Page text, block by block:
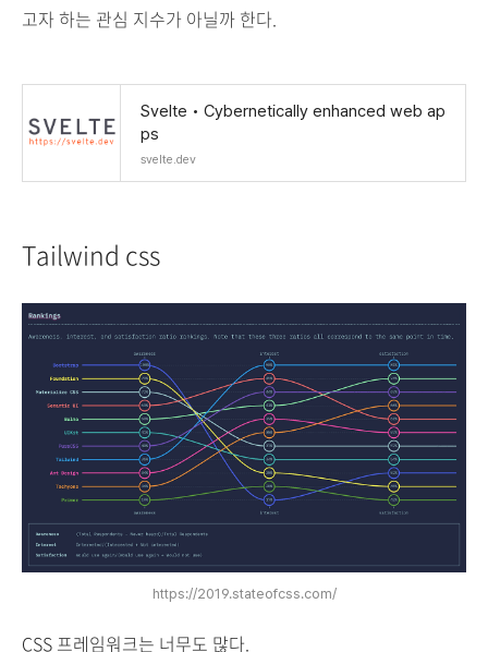
고자 하는 관심 지수가 아닐까 한다.
Svelte • Cybernetically enhanced web ap
ps
svelte.dev
Tailwind css
https://2019.stateofcss.com/
CSS 프레임워크는 너무도 많다.